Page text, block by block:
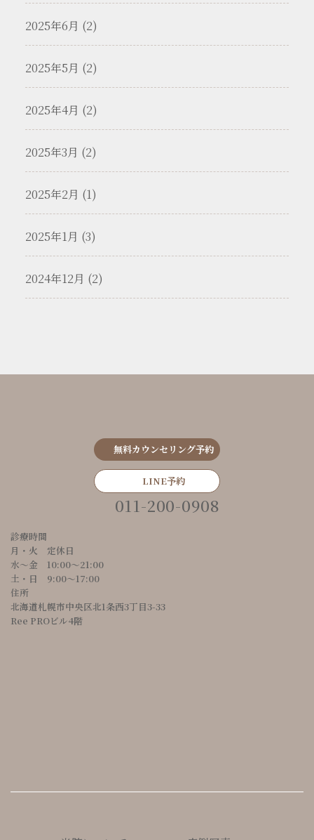
2025年6月 (2)
2025年5月 (2)
2025年4月 (2)
2025年3月 (2)
2025年2月 (1)
2025年1月 (3)
2024年12月 (2)
無料カウンセリング予約
LINE予約
011-200-0908
診療時間
月・火 定休日
水～金 10:00〜21:00
土・日 9:00〜17:00
住所
北海道札幌市中央区北1条西3丁目3-33
Ree PROビル4階